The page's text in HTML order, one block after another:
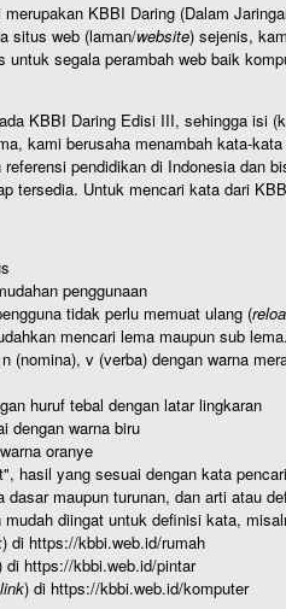
KBBI Daring (Dalam
situs web (laman/website) sejenis,
segala perambah web baik
KBBI Daring Edisi III, sehingga isi
kami berusaha menambah kata-
pendidikan di Indonesia
tersedia. Untuk mencari kata dari
penggunaan
tidak perlu memuat ulang (
mencari lema maupun sub
(nomina), v (verba) dengan warna
huruf tebal dengan latar lingkaran
dengan warna biru
oranye
hasil yang sesuai dengan kata
maupun turunan, dan arti atau
mudah diingat untuk definisi kata,
) di https://kbbi.web.id/rumah
di https://kbbi.web.id/pintar
link) di https://kbbi.web.id/komputer